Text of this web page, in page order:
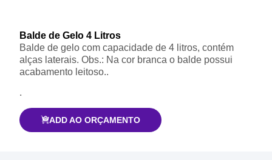
Balde de Gelo 4 Litros
Balde de gelo com capacidade de 4 litros, contém
alças laterais. Obs.: Na cor branca o balde possui
acabamento leitoso..
.
ADD AO ORÇAMENTO